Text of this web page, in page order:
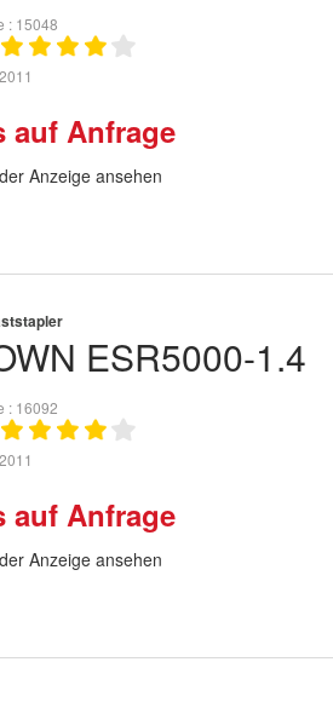
15048
2011
auf Anfrage
Anzeige ansehen
ESR5000-1.4
16092
2011
auf Anfrage
Anzeige ansehen